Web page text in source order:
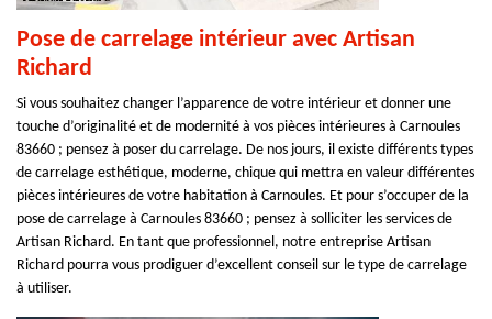
Pose de carrelage intérieur avec Artisan
Richard
Si vous souhaitez changer l’apparence de votre intérieur et donner une
touche d’originalité et de modernité à vos pièces intérieures à Carnoules
83660 ; pensez à poser du carrelage. De nos jours, il existe différents types
de carrelage esthétique, moderne, chique qui mettra en valeur différentes
pièces intérieures de votre habitation à Carnoules. Et pour s’occuper de la
pose de carrelage à Carnoules 83660 ; pensez à solliciter les services de
Artisan Richard. En tant que professionnel, notre entreprise Artisan
Richard pourra vous prodiguer d’excellent conseil sur le type de carrelage
à utiliser.